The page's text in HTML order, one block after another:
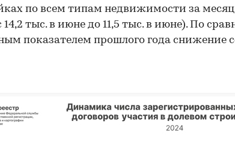
по всем типам недвижимости за месяц
14,2 тыс. в июне до 11,5 тыс. в июне). По
показателем прошлого года снижение